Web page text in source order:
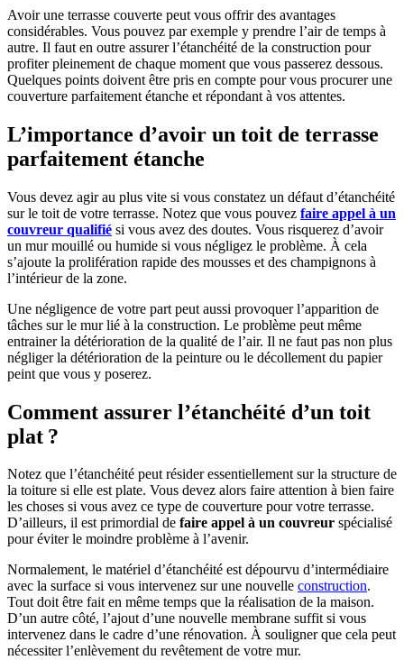
Avoir une terrasse couverte peut vous offrir des avantages
considérables. Vous pouvez par exemple y prendre l’air de temps à
autre. Il faut en outre assurer l’étanchéité de la construction pour
profiter pleinement de chaque moment que vous passerez dessous.
Quelques points doivent être pris en compte pour vous procurer une
couverture parfaitement étanche et répondant à vos attentes.
L’importance d’avoir un toit de terrasse
parfaitement étanche
Vous devez agir au plus vite si vous constatez un défaut d’étanchéité
sur le toit de votre terrasse. Notez que vous pouvez faire appel à un
couvreur qualifié si vous avez des doutes. Vous risquerez d’avoir
un mur mouillé ou humide si vous négligez le problème. À cela
s’ajoute la prolifération rapide des mousses et des champignons à
l’intérieur de la zone.
Une négligence de votre part peut aussi provoquer l’apparition de
tâches sur le mur lié à la construction. Le problème peut même
entrainer la détérioration de la qualité de l’air. Il ne faut pas non plus
négliger la détérioration de la peinture ou le décollement du papier
peint que vous y poserez.
Comment assurer l’étanchéité d’un toit
plat ?
Notez que l’étanchéité peut résider essentiellement sur la structure de
la toiture si elle est plate. Vous devez alors faire attention à bien faire
les choses si vous avez ce type de couverture pour votre terrasse.
D’ailleurs, il est primordial de faire appel à un couvreur spécialisé
pour éviter le moindre problème à l’avenir.
Normalement, le matériel d’étanchéité est dépourvu d’intermédiaire
avec la surface si vous intervenez sur une nouvelle construction.
Tout doit être fait en même temps que la réalisation de la maison.
D’un autre côté, l’ajout d’une nouvelle membrane suffit si vous
intervenez dans le cadre d’une rénovation. À souligner que cela peut
nécessiter l’enlèvement du revêtement de votre mur.